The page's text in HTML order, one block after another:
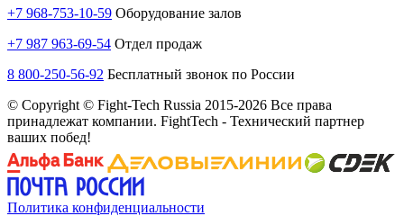
+7 968-753-10-59 Оборудование залов
+7 987 963-69-54 Отдел продаж
8 800-250-56-92 Бесплатный звонок по России
© Copyright © Fight-Tech Russia 2015-2026 Все права
принадлежат компании. FightTech - Технический партнер
ваших побед!
Политика конфиденциальности